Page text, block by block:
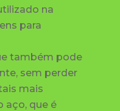
na
para
também pode
sem perder
mais
aço, que é